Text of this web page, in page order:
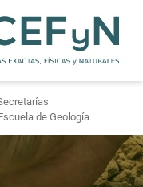
de Geología